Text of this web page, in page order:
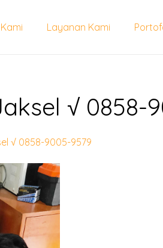
Layanan Kami
√ 0858-
√ 0858-9005-9579